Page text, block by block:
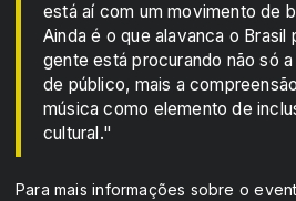
está aí com um movimento de
Ainda é o que alavanca o Brasil
gente está procurando não só
de público, mais a
música como elemento de
cultural."
Para mais informações sobre o